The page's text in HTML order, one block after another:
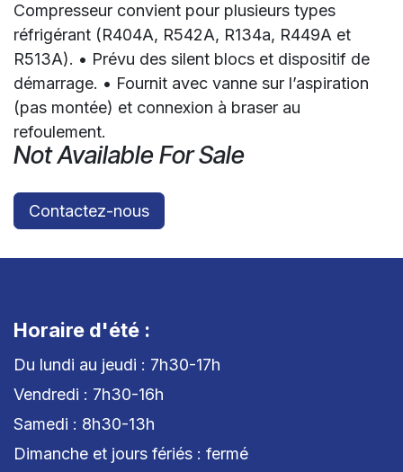
Compresseur convient pour plusieurs types
réfrigérant (R404A, R542A, R134a, R449A et
R513A). • Prévu des silent blocs et dispositif de
démarrage. • Fournit avec vanne sur l’aspiration
(pas montée) et connexion à braser au
refoulement.
Not Available For Sale
Contactez-nous
Horaire d'été :
Du lundi au jeudi : 7h30-17h
Vendredi : 7h30-16h
Samedi : 8h30-13h
Dimanche et jours fériés : fermé